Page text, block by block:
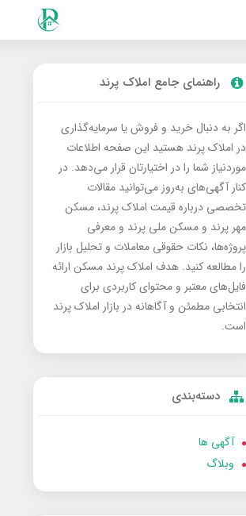
راهنمای جامع املاک پرند
اگر به دنبال خرید و فروش یا سرمایه‌گذاری
در املاک پرند هستید این صفحه اطلاعات
موردنیاز شما را در اختیارتان قرار می‌دهد. در
کنار آگهی‌های به‌روز می‌توانید مقالات
تخصصی درباره قیمت املاک پرند، مسکن
مهر پرند و مسکن ملی پرند و معرفی
پروژه‌ها، نکات حقوقی معاملات و تحلیل بازار
را مطالعه کنید. هدف املاک پرند مسکن ارائه
فایل‌های معتبر و محتوای کاربردی برای
انتخابی مطمئن و آگاهانه در بازار املاک پرند
است.
دسته‌بندی
آگهی ها
وبلاگ